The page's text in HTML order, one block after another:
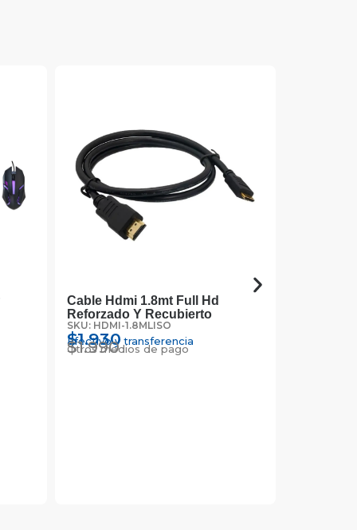
Cable Hdmi 1.8mt Full Hd
Reforzado Y Recubierto
SKU: HDMI-1.8MLISO
$1.930
Efectivo y transferencia
$1.990
Otros medios de pago